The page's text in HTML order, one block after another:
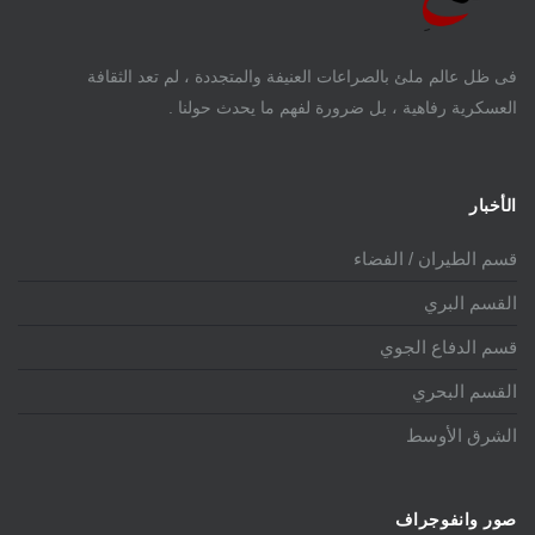
فى ظل عالم ملئ بالصراعات العنيفة والمتجددة ، لم تعد الثقافة
العسكرية رفاهية ، بل ضرورة لفهم ما يحدث حولنا .
الأخبار
قسم الطيران / الفضاء
القسم البري
قسم الدفاع الجوي
القسم البحري
الشرق الأوسط
صور وانفوجراف